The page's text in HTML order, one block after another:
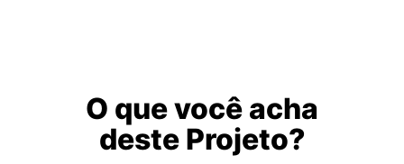
O que você acha
deste Projeto?